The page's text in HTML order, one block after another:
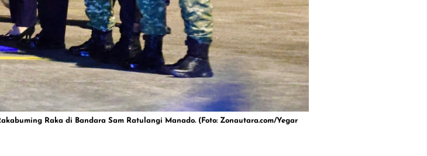
Raka di Bandara Sam Ratulangi Manado. (Foto: Zonautara.com/Yegar